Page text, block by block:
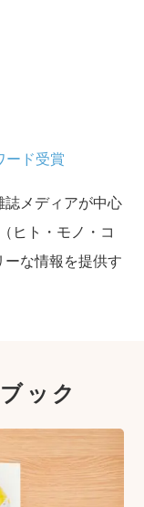
ード受賞
メディアが中心
ヒト・モノ・コ
ーな情報を提供す
ック